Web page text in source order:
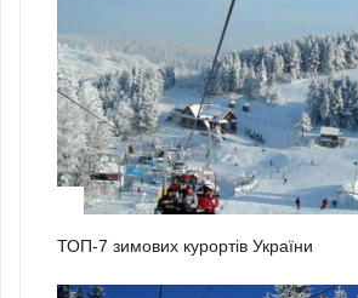
ТОП-7 зимових курортів України